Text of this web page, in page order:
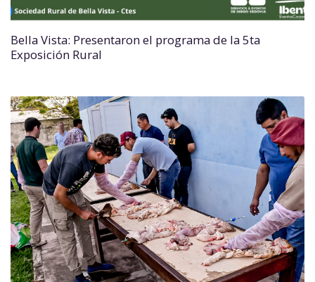
Bella Vista: Presentaron el programa de la 5ta
Exposición Rural